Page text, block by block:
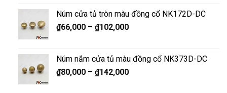
Núm cửa tủ tròn màu đồng cổ NK172D-DC
₫66,000– ₫102,000
Núm nắm cửa tủ màu đồng cổ NK373D-DC
₫80,000– ₫142,000